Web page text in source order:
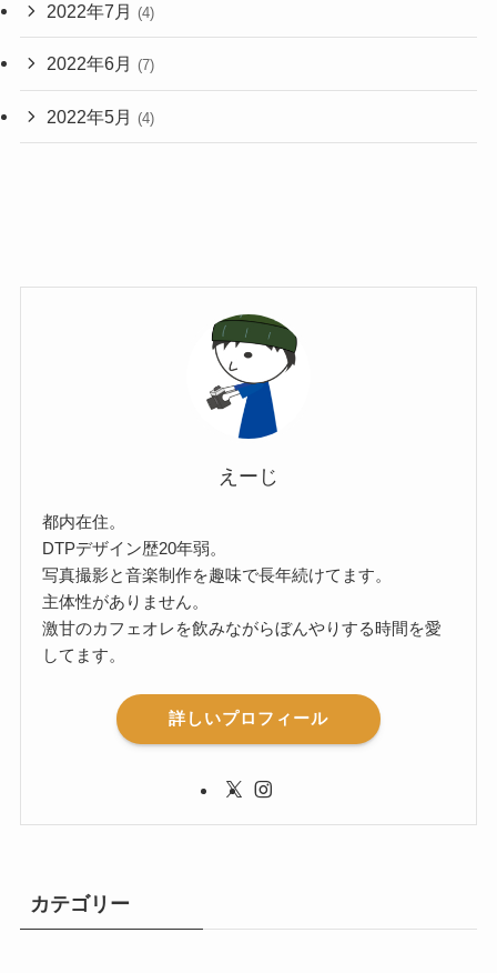
2022年7月 (4)
2022年6月 (7)
2022年5月 (4)
えーじ
都内在住。
DTPデザイン歴20年弱。
写真撮影と音楽制作を趣味で長年続けてます。
主体性がありません。
激甘のカフェオレを飲みながらぼんやりする時間を愛
してます。
詳しいプロフィール
カテゴリー